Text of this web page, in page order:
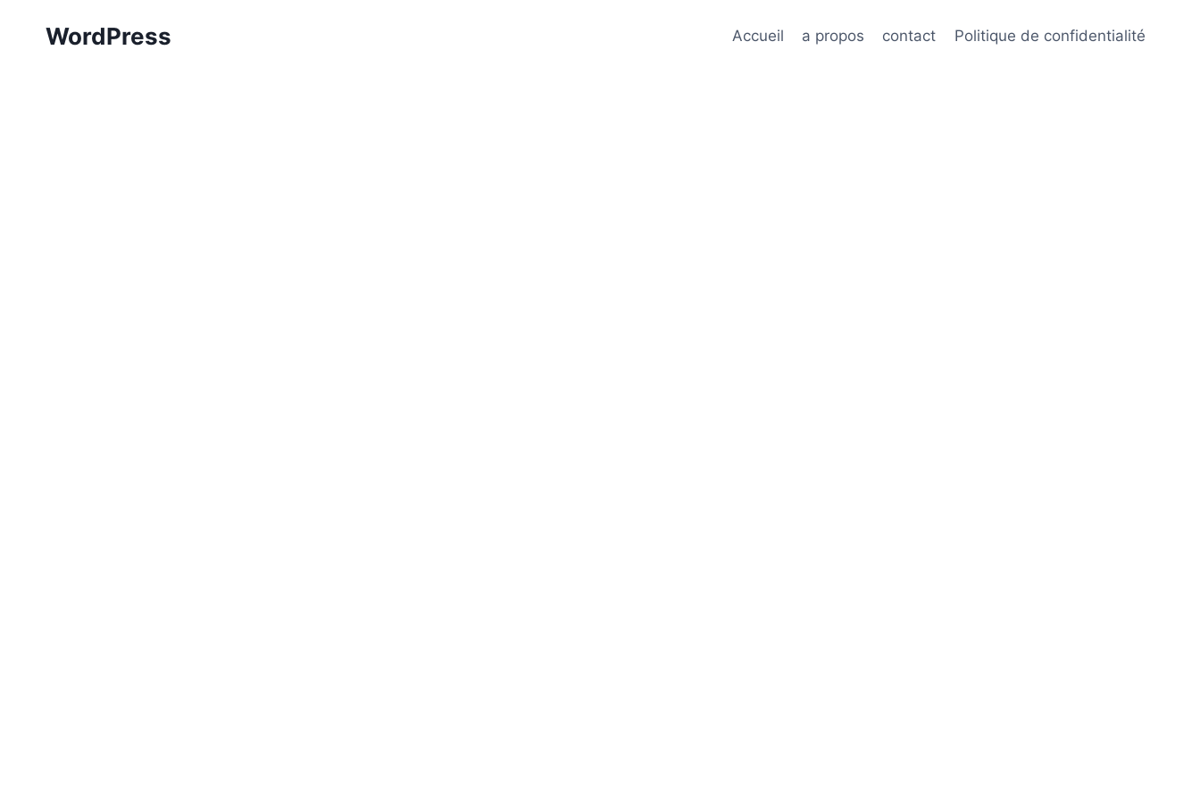
WordPress Accueil a propos contact Politique de confidentialité